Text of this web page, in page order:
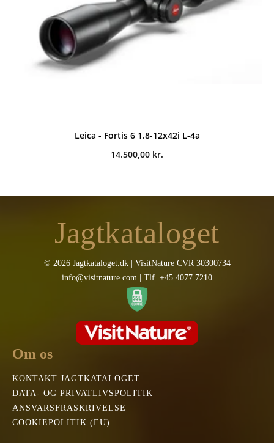
Leica - Fortis 6 1.8-12x42i L-4a
14.500,00 kr.
Jagtkataloget
© 2026 Jagtkataloget.dk | VisitNature CVR 30300734
info@visitnature.com | Tlf. +45 4077 7210
Om os
KONTAKT JAGTKATALOGET
DATA- OG PRIVATLIVSPOLITIK
ANSVARSFRASKRIVELSE
COOKIEPOLITIK (EU)